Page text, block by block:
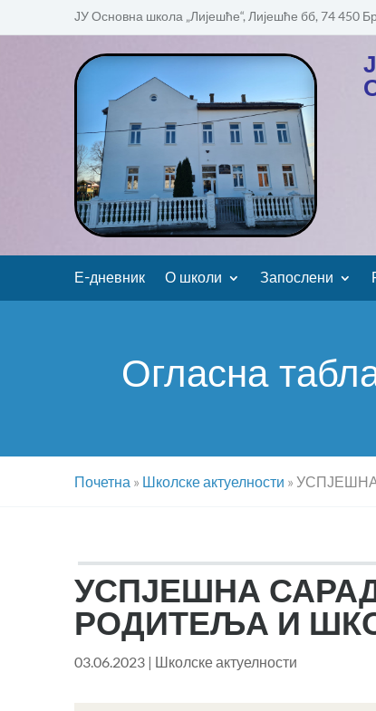
ЈУ Основна школа „Лијешће“, Лијешће бб, 74 450
Е-дневник О школи Запослени
Огласна
Почетна » Школске актуелности »
УСПЈЕШНА
РОДИТЕЉА И
03.06.2023 | Школске актуелности